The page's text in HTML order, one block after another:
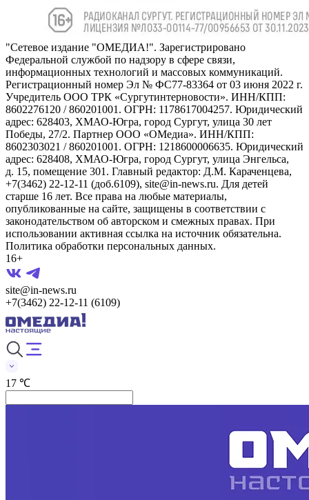
"Сетевое издание "ОМЕДИА!". Зарегистрировано
Федеральной службой по надзору в сфере связи,
информационных технологий и массовых коммуникаций.
Регистрационный номер Эл № ФС77-83364 от 03 июня 2022 г.
Учредитель ООО ТРК «Сургутинтерновости». ИНН/КПП:
8602276120 / 860201001. ОГРН: 1178617004257. Юридический
адрес: 628403, ХМАО-Югра, город Сургут, улица 30 лет
Победы, 27/2. Партнер ООО «ОМедиа». ИНН/КПП:
8602303021 / 860201001. ОГРН: 1218600006635. Юридический
адрес: 628408, ХМАО-Югра, город Сургут, улица Энгельса,
д. 15, помещение 301. Главный редактор: Д.М. Караченцева,
+7(3462) 22-12-11 (доб.6109), site@in-news.ru. Для детей
старше 16 лет. Все права на любые материалы,
опубликованные на сайте, защищены в соответствии с
законодательством об авторском и смежных правах. При
использовании активная ссылка на источник обязательна.
Политика обработки персональных данных.
16+
site@in-news.ru
+7(3462) 22-12-11 (6109)
17 ℃